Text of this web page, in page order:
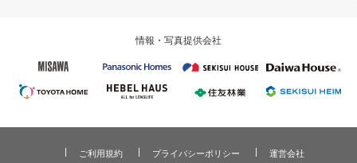
情報・写真提供会社
ご利用規約 プライバシーポリシー 運営会社